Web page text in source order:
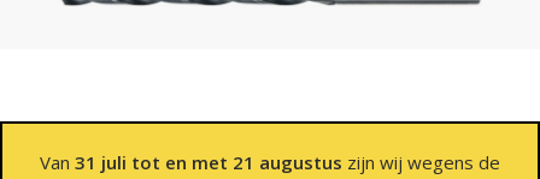
Van 31 juli tot en met 21 augustus zijn wij wegens de